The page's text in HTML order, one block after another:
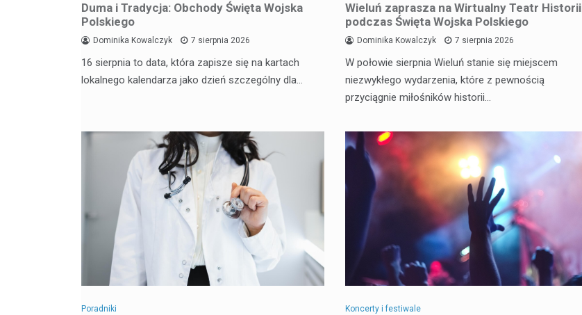
Duma i Tradycja: Obchody Święta Wojska
Polskiego
Dominika Kowalczyk 7 sierpnia 2026
16 sierpnia to data, która zapisze się na kartach
lokalnego kalendarza jako dzień szczególny dla…
Wieluń zaprasza na Wirtualny Teatr Historii
podczas Święta Wojska Polskiego
Dominika Kowalczyk 7 sierpnia 2026
W połowie sierpnia Wieluń stanie się miejscem
niezwykłego wydarzenia, które z pewnością
przyciągnie miłośników historii…
Poradniki Koncerty i festiwale